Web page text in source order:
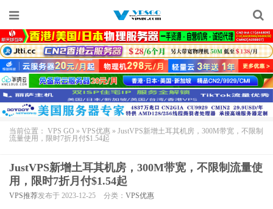
当前位置： VPS GO » VPS优惠 » JustVPS新增土耳其机房，300M带宽，不限制
流量使用，限时7折月付$1.54起
JustVPS新增土耳其机房，300M带宽，不限制流量使
用，限时7折月付$1.54起
VPS推荐发布于 2023-12-25 分类： VPS优惠